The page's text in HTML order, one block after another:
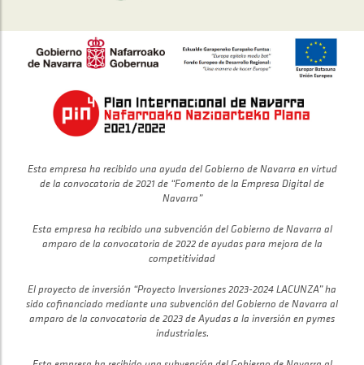
Esta empresa ha recibido una ayuda del Gobierno de Navarra en virtud
de la convocatoria de 2021 de “Fomento de la Empresa Digital de
Navarra”
Esta empresa ha recibido una subvención del Gobierno de Navarra al
amparo de la convocatoria de 2022 de ayudas para mejora de la
competitividad
El proyecto de inversión “Proyecto Inversiones 2023-2024 LACUNZA” ha
sido cofinanciado mediante una subvención del Gobierno de Navarra al
amparo de la convocatoria de 2023 de Ayudas a la inversión en pymes
industriales.